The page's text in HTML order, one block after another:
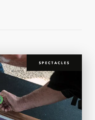
SPECTACLES